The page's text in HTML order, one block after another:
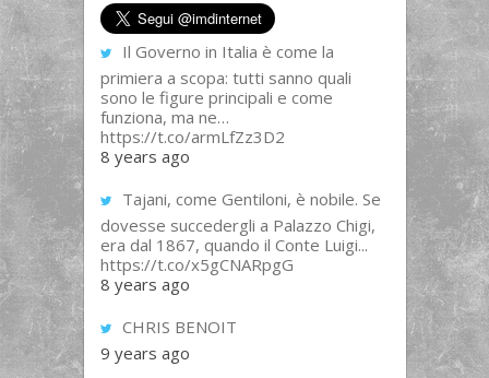
Il Governo in Italia è come la
primiera a scopa: tutti sanno quali
sono le figure principali e come
funziona, ma ne…
https://t.co/armLfZz3D2
8 years ago
Tajani, come Gentiloni, è nobile. Se
dovesse succedergli a Palazzo Chigi,
era dal 1867, quando il Conte Luigi...
https://t.co/x5gCNARpgG
8 years ago
CHRIS BENOIT
9 years ago